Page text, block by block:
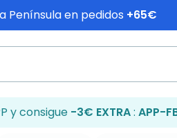
a Península en pedidos +65€
y consigue -3€ EXTRA: APP-